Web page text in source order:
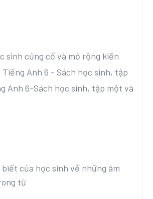
sinh củng cố và mở rộng kiến
Anh 6 - Sách học sinh, tập
Anh 6-Sách học sinh, tập một và
của học sinh về những âm
từ